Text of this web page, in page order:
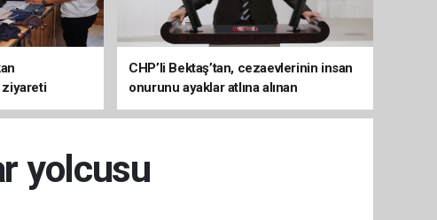
ziyareti
CHP’li Bektaş’tan, cezaevlerinin insan
onurunu ayaklar atlına alınan
mekânlara dönüşmesine tepki
yolcusu